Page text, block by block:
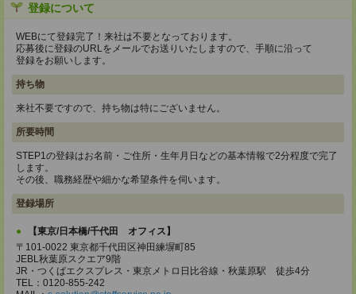
登録について
WEBにて登録完了！来社は不要となっております。
応募後に登録のURLをメールでお送りいたしますので、手順に沿って
登録をお願いします。
持ち物
来社不要ですので、持ち物は特にございません。
所要時間
STEP1の登録はお名前・ご住所・生年月日などの基本情報で2分程度で完了
します。
その後、職務経歴や細かな希望条件を伺います。
登録場所
【東京/日本橋/千代田 オフィス】
〒101-0022 東京都千代田区神田練塀町85
JEBL秋葉原スクエア9階
JR・つくばエクスプレス・東京メトロ日比谷線・秋葉原駅 徒歩4分
TEL：0120-855-242